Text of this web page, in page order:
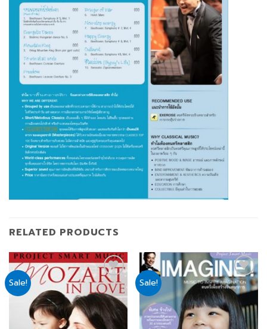
RELATED PRODUCTS
Sale!
Add
to
wishlist
Sale!
Add
to
wishlist